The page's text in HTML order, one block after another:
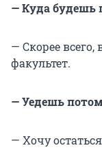
— Куда будешь
— Скорее
факультет.
— Уедешь
— Хочу